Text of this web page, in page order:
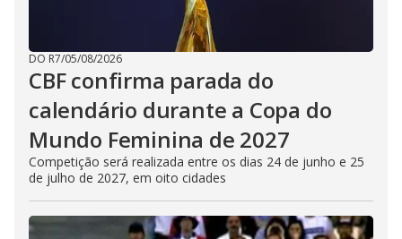
DO R7/05/08/2026
CBF confirma parada do
calendário durante a Copa do
Mundo Feminina de 2027
Competição será realizada entre os dias 24 de junho e 25
de julho de 2027, em oito cidades